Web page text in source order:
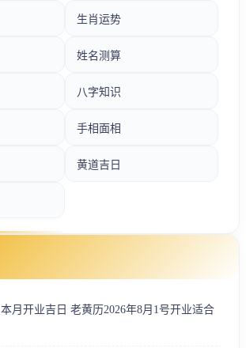
生肖运势
姓名测算
八字知识
手相面相
黄道吉日
月开业吉日 老黄历2026年8月1号开业适合